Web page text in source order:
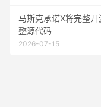
马斯克承诺X将完整
整源代码
2026-07-15